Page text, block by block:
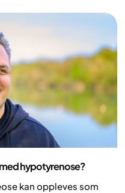
hypotyrenose?
kan oppleves som